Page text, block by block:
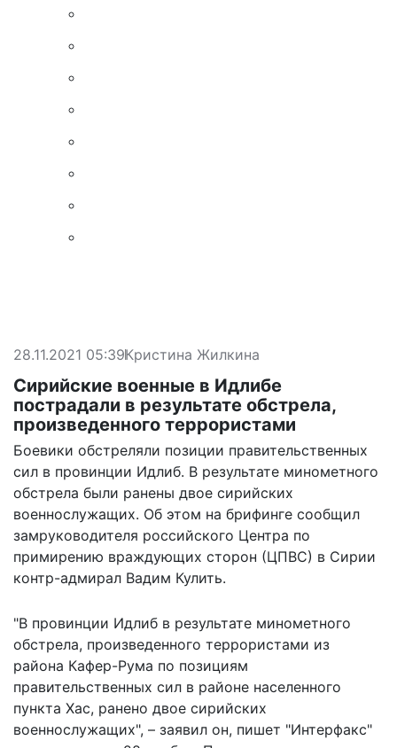
28.11.2021 05:39Кристина Жилкина
Сирийские военные в Идлибе
пострадали в результате обстрела,
произведенного террористами
Боевики обстреляли позиции правительственных
сил в провинции Идлиб. В результате минометного
обстрела были ранены двое сирийских
военнослужащих. Об этом на брифинге сообщил
замруководителя российского Центра по
примирению враждующих сторон (ЦПВС) в Сирии
контр-адмирал Вадим Кулить.
"В провинции Идлиб в результате минометного
обстрела, произведенного террористами из
района Кафер-Рума по позициям
правительственных сил в районе населенного
пункта Хас, ранено двое сирийских
военнослужащих", – заявил он, пишет "Интерфакс"